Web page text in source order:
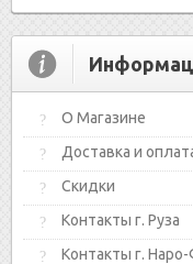
О Магазине
Доставка и
Скидки
Контакты г. Руза
Контакты г.